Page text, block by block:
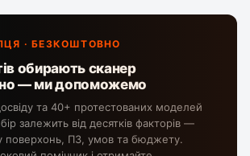
· БЕЗКОШТОВНО
обирають сканер
— ми допоможемо
та 40+ протестованих моделей
залежить від десятків факторів —
поверхонь, ПЗ, умов та бюджету.